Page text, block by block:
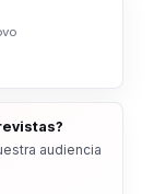
audiencia